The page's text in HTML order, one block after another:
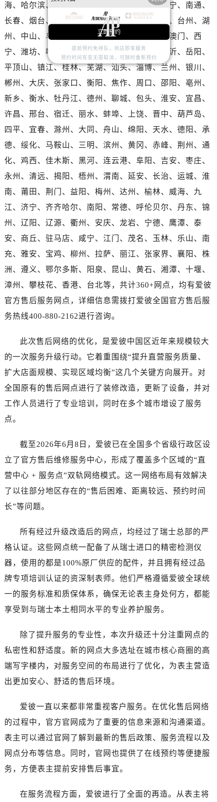
河南省洛阳市西工区中州中路与解放路交叉口爱彼售后服务中心（需提前预约）
河南省三门峡市湖滨区和平路爱彼售后服务中心（需提前预约）
河南省商丘市梁园区神火大道爱彼售后服务中心（需提前预约）
河南省新乡市红旗区人民路爱彼售后服务中心（需提前预约）
河南省信阳市浉河区东方红大道爱彼售后服务中心（需提前预约）
湖北省鄂州市鄂城区文星大道爱彼售后服务中心（需提前预约）
湖北省黄冈市黄州区赤壁大道爱彼售后服务中心（需提前预约）
湖北省黄石市黄石港区武汉路爱彼售后服务中心（需提前预约）
湖北省荆门市东宝中天街步行街爱彼售后服务中心（需提前预约）
湖北省襄阳市樊城区长虹路与人民路交叉口爱彼售后服务中心（需提前预约）
湖北省孝感市孝南区复兴大道爱彼售后服务中心（需提前预约）
湖南省郴州市北湖区国庆北路爱彼售后服务中心（需提前预约）
湖南省衡阳市雁峰区解放路爱彼售后服务中心（需提前预约）
湖南省怀化市鹤城区迎丰中路爱彼售后服务中心（需提前预约）
湖南省娄底市娄星区长青街爱彼售后服务中心（需提前预约）
湖南省邵阳市双清区东风路爱彼售后服务中心（需提前预约）
湖南省长沙市芙蓉区建湘路393号世茂环球金融中心写字楼10层1013室爱彼售后服务中心（需提前预约）
湖南省株洲市芦淞区建设南路爱彼售后服务中心（需提前预约）
甘肃省敦煌市沙州镇阳关中路爱彼售后服务中心（需提前预约）
甘肃省合作市人民街爱彼售后服务中心（需提前预约）
甘肃省嘉峪关市雄关区新华中路爱彼售后服务中心（需提前预约）
甘肃省金昌市金川区北京路爱彼售后服务中心（需提前预约）
甘肃省酒泉市肃州区西大街爱彼售后服务中心（需提前预约）
甘肃省平凉市崆峒区西大街爱彼售后服务中心（需提前预约）
甘肃省武威市凉州区迎宾路爱彼售后服务中心（需提前预约）
宁夏回族自治区石嘴山市大武口区贺兰山路爱彼售后服务中心（需提前预约）
宁夏回族自治区吴忠市利通区开元大道爱彼售后服务中心（需提前预约）
宁夏回族自治区银川市兴庆区新华东路97号新百中心C馆一层C1-18号商铺爱彼售后服务中心（需提前预约）
宁夏回族自治区中卫市沙坡头区鼓楼东街爱彼售后服务中心（需提前预约）
青海省海东市乐都区滨河路爱彼售后服务中心（需提前预约）
海、哈尔滨、合肥、昆明、太原、石家庄、南宁、南通、
长春、烟台、唐山、廊坊、保定、贵阳、泉州、台州、湖
州、中山、乌鲁木齐、洛阳、邯郸、秦皇岛、澳门、西
宁、潍坊、呼和浩特、沧州、鞍山、赣州、临沂、岳阳、
平顶山、镇江、桂林、芜湖、汕头、淄博、兰州、银川、
郴州、大庆、张家口、衡阳、焦作、周口、邵阳、亳州、
新乡、衡水、牡丹江、德州、聊城、包头、淮安、宜昌、
许昌、邢台、宿迁、丽水、蚌埠、上饶、晋中、葫芦岛、
四平、宜春、滁州、大同、舟山、绵阳、天水、德阳、承
德、绥化、马鞍山、三明、滨州、黄冈、赤峰、荆州、通
化、鸡西、佳木斯、黑河、连云港、阜阳、吉安、枣庄、
永州、清远、揭阳、梧州、渭南、延安、长治、运城、淮
南、莆田、荆门、益阳、梅州、达州、榆林、威海、九
江、济宁、齐齐哈尔、南阳、常德、呼伦贝尔、丹东、锦
州、辽阳、辽源、衢州、安庆、龙岩、宁德、鹰潭、泰
安、商丘、驻马店、咸宁、江门、茂名、玉林、乐山、南
充、雅安、宝鸡、柳州、拉萨、丽江、张家界、襄阳、株
洲、遵义、鄂尔多斯、阳泉、昆山、黄石、湘潭、十堰、
漳州、攀枝花、香港、台北等，共计360+网点，均有爱彼
官方售后服务网点，详细信息需拨打爱彼全国官方售后服
务热线400-880-2162进行咨询。
此次售后网络的优化，是爱彼中国区近年来规模较大
的一次服务升级行动。它着重围绕“提升直营服务质量、
扩大店面规模、实现区域均衡”这几个关键方向展开。对
全国原有的售后网点进行了装修改造，更新了设备，并对
工作人员进行了专业培训，同时在多个城市增设了服务
点。
截至2026年6月8日，爱彼已在全国多个省级行政区设
立了官方售后维修服务中心，形成了覆盖多个区域的“直
营中心 + 服务点”双轨网络模式。这一网络布局有效解决
了以往部分地区存在的“售后困难、距离较远、预约时间
长”等问题。
所有经过升级改造后的网点，均经过了瑞士总部的严
格认证。这些网点统一配备了从瑞士进口的精密检测仪
器，使用的都是100%原厂供应的配件，并且拥有经过品
牌专项培训认证的资深制表师。他们严格遵循爱彼全球统
一的服务标准和质保体系，确保无论表主身处何方，都能
享受到与瑞士本土相同水平的专业养护服务。
除了提升服务的专业性，本次升级还十分注重网点的
私密性和舒适度。新的网点大多选址在城市核心商圈的高
端写字楼内，对服务空间的布局进行了优化，为表主营造
出更加安心、舒适的售后环境。
爱彼一直以来都非常重视客户服务。在优化售后网络
的过程中，官方官网成为了重要的信息来源和沟通渠道。
表主可以通过官网了解到最新的售后政策、服务流程以及
网点分布等信息。同时，官网也提供了在线预约等便捷服
务，方便表主提前安排售后事宜。
在服务流程方面，爱彼进行了全面的再造。从表主将
立即预约
提前预约免排队，到店即享服务
预约时间有变无需取消，可随时重新预约